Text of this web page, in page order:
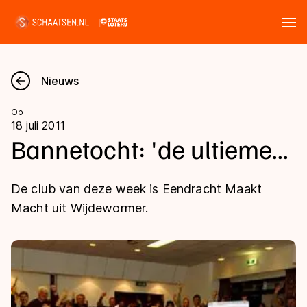
Nieuws
Kalender
Marathon
Shorttrack
Inlineskaten
Uitslagen
Langebaan
Shorttrack
Marathon
Tijden & historie
Ranglijsten Langebaan
Nieuws
Op
18 juli 2011
Bannetocht: 'de ultieme...
De club van deze week is Eendracht Maakt
Macht uit Wijdewormer.